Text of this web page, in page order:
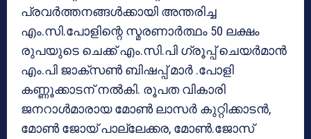
പ്രവര്‍ത്തനങ്ങള്‍ക്കായി അന്തരിച്ച
എം.സി.പോളിന്റെ സ്മരണാര്‍ത്ഥം 50 ലക്ഷം
രുപയുടെ ചെക്ക് എം.സി.പി ഗ്രൂപ്പ് ചെയര്‍മാന്‍
എം.പി ജാക്‌സണ്‍ ബിഷപ്പ് മാര്‍ .പോളി
കണ്ണൂക്കാടന് നല്‍കി. രൂപത വികാരി
ജനറാള്‍മാരായ മോണ്‍ ലാസര്‍ കുറ്റിക്കാടന്‍,
മോണ്‍ ജോയ് പാല്ലേക്കര, മോണ്‍.ജോസ്